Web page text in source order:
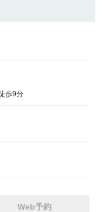
歩9分
Web予約